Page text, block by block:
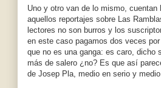
Uno y otro van de lo mismo,
aquellos reportajes sobre Las
lectores no son burros y los
en este caso pagamos dos veces
que no es una ganga: es caro, dicho
más de salero ¿no? Es que así
de Josep Pla, medio en serio y